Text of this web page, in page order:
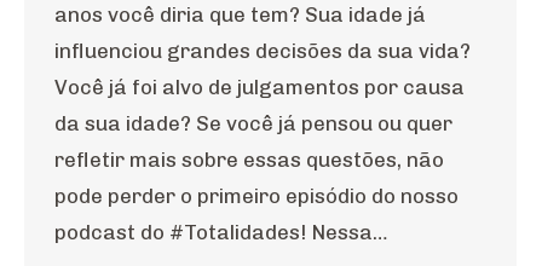
anos você diria que tem? Sua idade já
influenciou grandes decisões da sua vida?
Você já foi alvo de julgamentos por causa
da sua idade? Se você já pensou ou quer
refletir mais sobre essas questões, não
pode perder o primeiro episódio do nosso
podcast do #Totalidades! Nessa…